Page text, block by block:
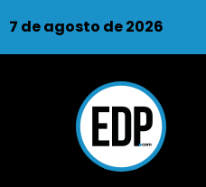
7 de agosto de 2026